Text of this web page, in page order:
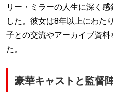
リー・ミラーの人生に深く
した。彼女は8年以上にわた
子との交流やアーカイブ資
た。
豪華キャストと監督